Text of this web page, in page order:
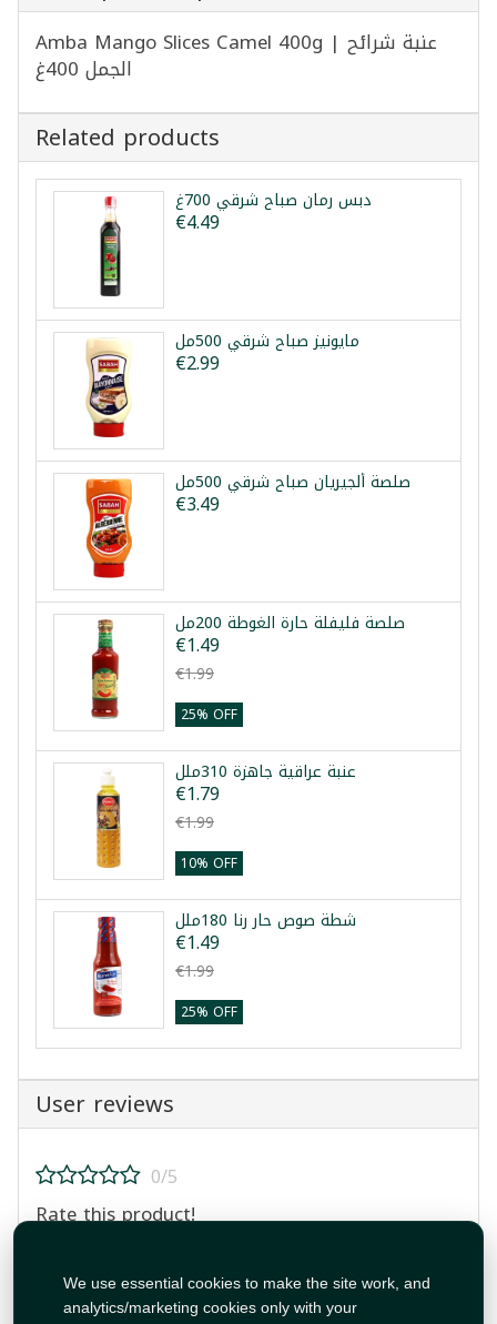
We use essential cookies to make the site work, and
analytics/marketing cookies only with your
Amba Mango Slices Camel 400g | عنبة شرائح
الجمل 400غ
Related products
دبس رمان صباح شرقي 700غ
€4.49
مايونيز صباح شرقي 500مل
€2.99
صلصة ألجيريان صباح شرقي 500مل
€3.49
صلصة فليفلة حارة الغوطة 200مل
€1.49
€1.99
25% OFF
عنبة عراقية جاهزة 310ملل
€1.79
€1.99
10% OFF
شطة صوص حار رنا 180ملل
€1.49
€1.99
25% OFF
User reviews
0/5
Rate this product!